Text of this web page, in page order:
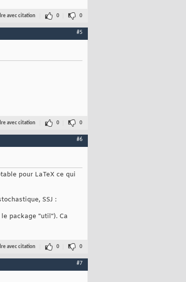
avec citation 0 0
#5
avec citation 0 0
#6
pour LaTeX ce qui
SSJ :
package "util"). Ca
avec citation 0 0
#7